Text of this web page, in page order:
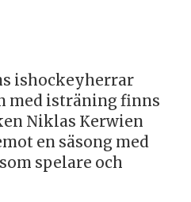
ishockeyherrar
med isträning finns
Niklas Kerwien
en säsong med
spelare och